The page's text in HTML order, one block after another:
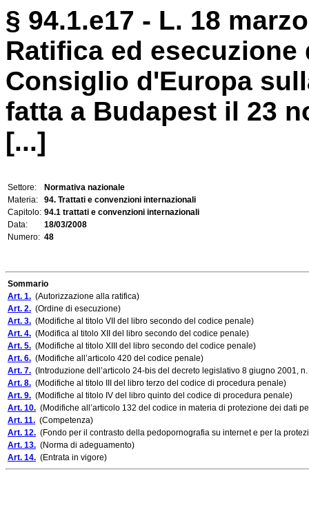
§ 94.1.e17 - L. 18
Ratifica ed
Consiglio d'Europa
fatta a Budapest il 23
[...]
Settore:
Normativa nazionale
Materia:
94. Trattati e convenzioni internazionali
Capitolo: 94.1 trattati e convenzioni internazionali
Data:
18/03/2008
Numero: 48
Sommario
Art. 1. (Autorizzazione alla ratifica)
Art. 2. (Ordine di esecuzione)
Art. 3. (Modifiche al titolo VII del libro secondo del codice penale)
Art. 4. (Modifica al titolo XII del libro secondo del codice penale)
Art. 5. (Modifiche al titolo XIII del libro secondo del codice penale)
Art. 6. (Modifiche all’articolo 420 del codice penale)
Art. 7. (Introduzione dell’articolo 24-bis del decreto legislativo 8 giugno 2001,
Art. 8. (Modifiche al titolo III del libro terzo del codice di procedura penale)
Art. 9. (Modifiche al titolo IV del libro quinto del codice di procedura penale)
Art. 10. (Modifiche all’articolo 132 del codice in materia di protezione dei dati
Art. 11. (Competenza)
Art. 12. (Fondo per il contrasto della pedopornografia su internet e per la
Art. 13. (Norma di adeguamento)
Art. 14. (Entrata in vigore)